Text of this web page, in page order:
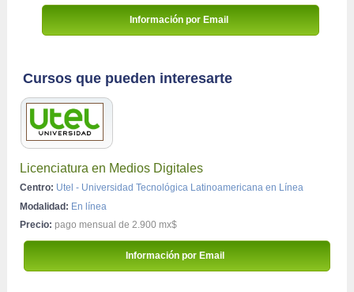
Información por Email
Cursos que pueden interesarte
Licenciatura en Medios Digitales
Centro: Utel - Universidad Tecnológica Latinoamericana en Línea
Modalidad: En línea
Precio: pago mensual de 2.900 mx$
Información por Email